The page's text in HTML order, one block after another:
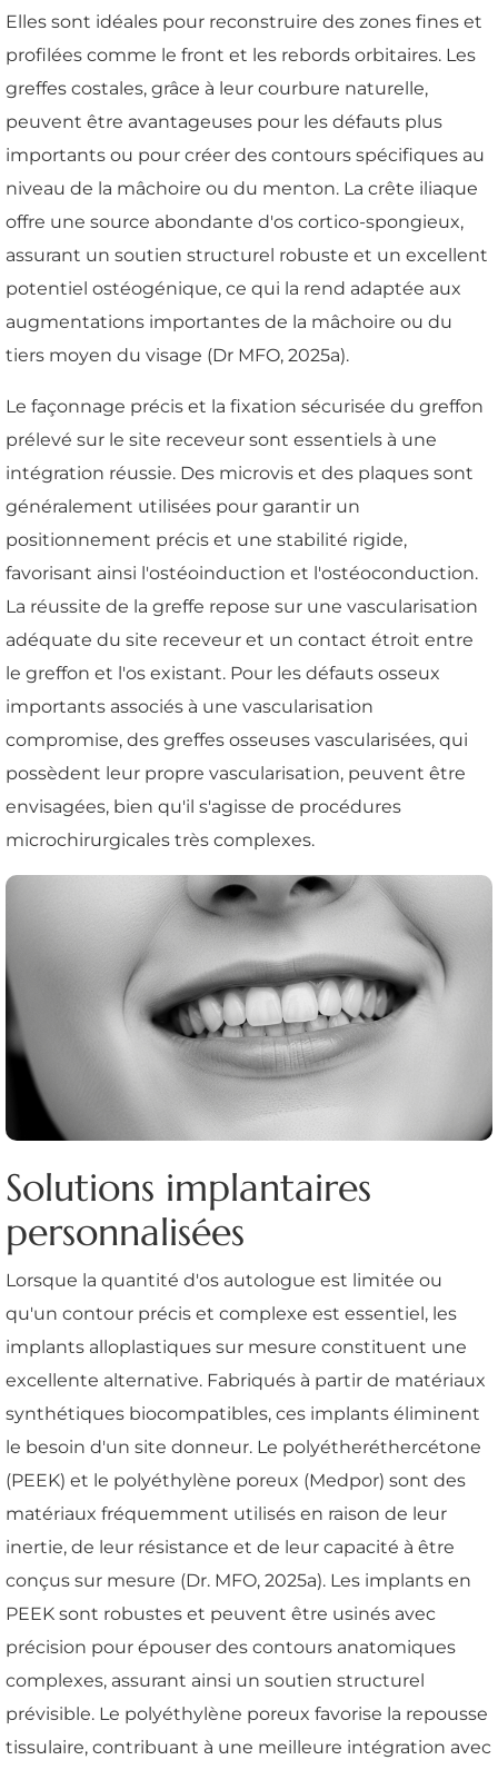
Elles sont idéales pour reconstruire des zones fines et
profilées comme le front et les rebords orbitaires. Les
greffes costales, grâce à leur courbure naturelle,
peuvent être avantageuses pour les défauts plus
importants ou pour créer des contours spécifiques au
niveau de la mâchoire ou du menton. La crête iliaque
offre une source abondante d'os cortico-spongieux,
assurant un soutien structurel robuste et un excellent
potentiel ostéogénique, ce qui la rend adaptée aux
augmentations importantes de la mâchoire ou du
tiers moyen du visage (Dr MFO, 2025a).
Le façonnage précis et la fixation sécurisée du greffon
prélevé sur le site receveur sont essentiels à une
intégration réussie. Des microvis et des plaques sont
généralement utilisées pour garantir un
positionnement précis et une stabilité rigide,
favorisant ainsi l'ostéoinduction et l'ostéoconduction.
La réussite de la greffe repose sur une vascularisation
adéquate du site receveur et un contact étroit entre
le greffon et l'os existant. Pour les défauts osseux
importants associés à une vascularisation
compromise, des greffes osseuses vascularisées, qui
possèdent leur propre vascularisation, peuvent être
envisagées, bien qu'il s'agisse de procédures
microchirurgicales très complexes.
Solutions implantaires
personnalisées
Lorsque la quantité d'os autologue est limitée ou
qu'un contour précis et complexe est essentiel, les
implants alloplastiques sur mesure constituent une
excellente alternative. Fabriqués à partir de matériaux
synthétiques biocompatibles, ces implants éliminent
le besoin d'un site donneur. Le polyétheréthercétone
(PEEK) et le polyéthylène poreux (Medpor) sont des
matériaux fréquemment utilisés en raison de leur
inertie, de leur résistance et de leur capacité à être
conçus sur mesure (Dr. MFO, 2025a). Les implants en
PEEK sont robustes et peuvent être usinés avec
précision pour épouser des contours anatomiques
complexes, assurant ainsi un soutien structurel
prévisible. Le polyéthylène poreux favorise la repousse
tissulaire, contribuant à une meilleure intégration avec